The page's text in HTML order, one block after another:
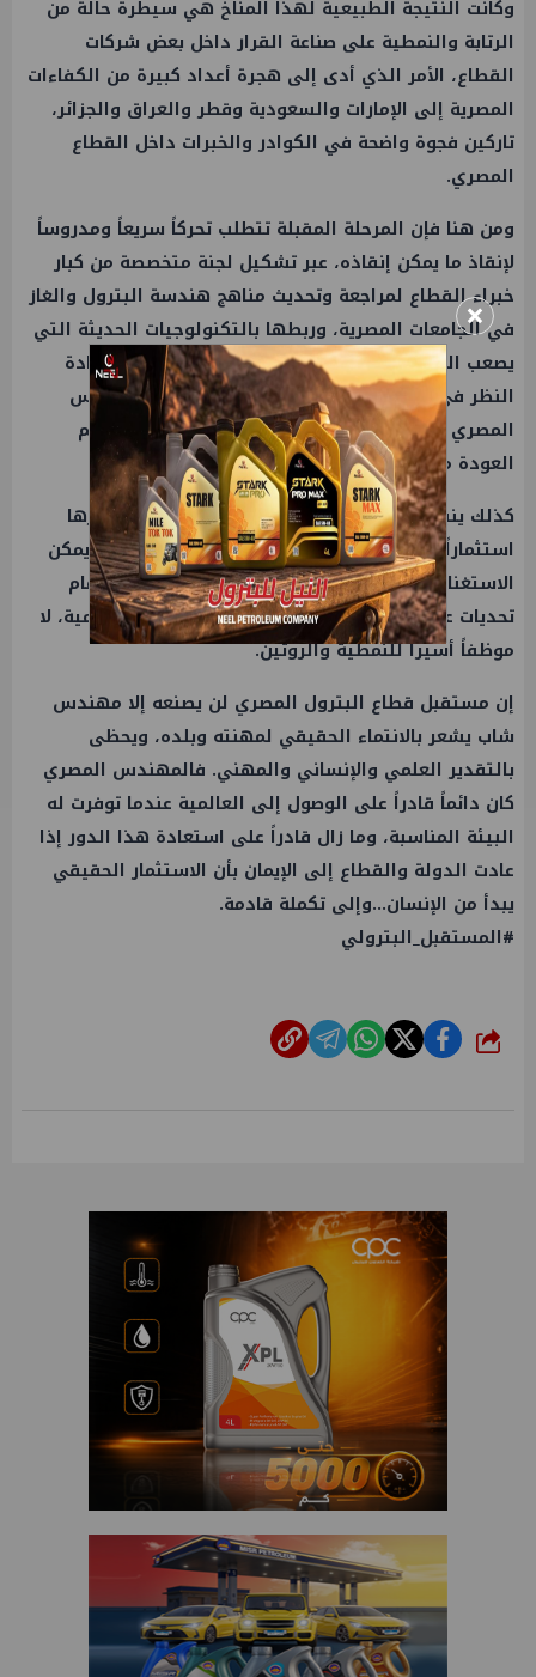
وكانت النتيجة الطبيعية لهذا المناخ هي سيطرة حالة من
الرتابة والنمطية على صناعة القرار داخل بعض شركات
القطاع، الأمر الذي أدى إلى هجرة أعداد كبيرة من الكفاءات
المصرية إلى الإمارات والسعودية وقطر والعراق والجزائر،
تاركين فجوة واضحة في الكوادر والخبرات داخل القطاع
المصري.
ومن هنا فإن المرحلة المقبلة تتطلب تحركاً سريعاً ومدروساً
لإنقاذ ما يمكن إنقاذه، عبر تشكيل لجنة متخصصة من كبار
خبراء القطاع لمراجعة وتحديث مناهج هندسة البترول والغاز
في الجامعات المصرية، وربطها بالتكنولوجيات الحديثة التي
يصعب الوصول إليها بالوسائل التقليدية. كما يجب إعادة
النظر في نظام الإجازات والإعارات، بما يسمح للمهندس
المصري بالعمل لفترات محددة داخل شركات عالمية ثم
العودة محملاً بالخبرات والمعرفة الحديثة.
كذلك ينبغي أن تعود فلسفة التدريب الخارجي باعتبارها
استثماراً حقيقياً في العقول، وليس مجرد بند مالي يمكن
الاستغناء عنه. فقطاع البترول المصري يقف اليوم أمام
تحديات عالمية ضخمة تتطلب مهندساً يمتلك رؤية عالمية، لا
موظفاً أسيراً للنمطية والروتين.
إن مستقبل قطاع البترول المصري لن يصنعه إلا مهندس
شاب يشعر بالانتماء الحقيقي لمهنته وبلده، ويحظى
بالتقدير العلمي والإنساني والمهني. فالمهندس المصري
كان دائماً قادراً على الوصول إلى العالمية عندما توفرت له
البيئة المناسبة، وما زال قادراً على استعادة هذا الدور إذا
عادت الدولة والقطاع إلى الإيمان بأن الاستثمار الحقيقي
يبدأ من الإنسان…وإلى تكملة قادمة.
#المستقبل_البترولي
شارك
×